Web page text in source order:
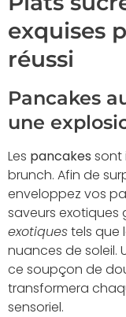
exquises
réussi
Pancakes
une
Les pancakes sont
brunch. Afin de
enveloppez vos
saveurs exotiques
exotiquestels que
nuances de soleil.
ce soupçon de
transformera
sensoriel.